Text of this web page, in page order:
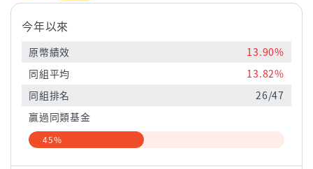
今年以來
原幣績效
13.90%
同組平均
13.82%
同組排名
26/47
贏過同類基金
45%